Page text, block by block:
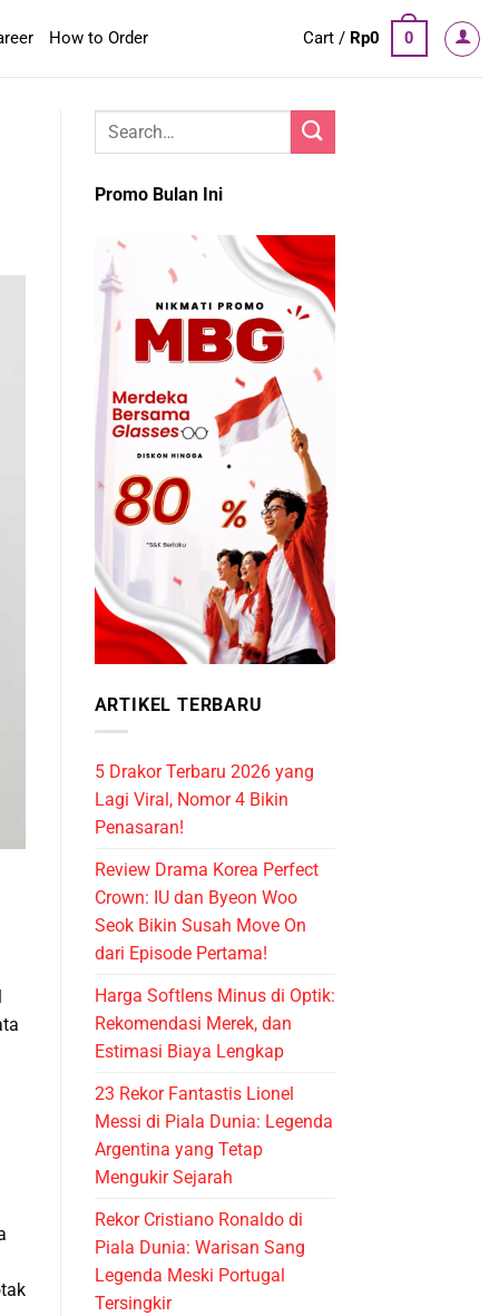
How to Order Cart / Rp0 0
Promo Bulan Ini
ARTIKEL TERBARU
5 Drakor Terbaru 2026 yang
Lagi Viral, Nomor 4 Bikin
Penasaran!
Review Drama Korea Perfect
Crown: IU dan Byeon Woo
Seok Bikin Susah Move On
dari Episode Pertama!
Harga Softlens Minus di Optik:
Rekomendasi Merek, dan
Estimasi Biaya Lengkap
23 Rekor Fantastis Lionel
Messi di Piala Dunia: Legenda
Argentina yang Tetap
Mengukir Sejarah
Rekor Cristiano Ronaldo di
Piala Dunia: Warisan Sang
Legenda Meski Portugal
Tersingkir